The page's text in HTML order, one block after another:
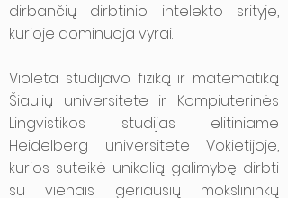
dirbančių dirbtinio intelekto srityje,
kurioje dominuoja vyrai.
Violeta studijavo fiziką ir matematiką
Šiaulių universitete ir Kompiuterinės
Lingvistikos studijas elitiniame
Heidelberg universitete Vokietijoje,
kurios suteikė unikalią galimybę dirbti
su vienais geriausių mokslininkų